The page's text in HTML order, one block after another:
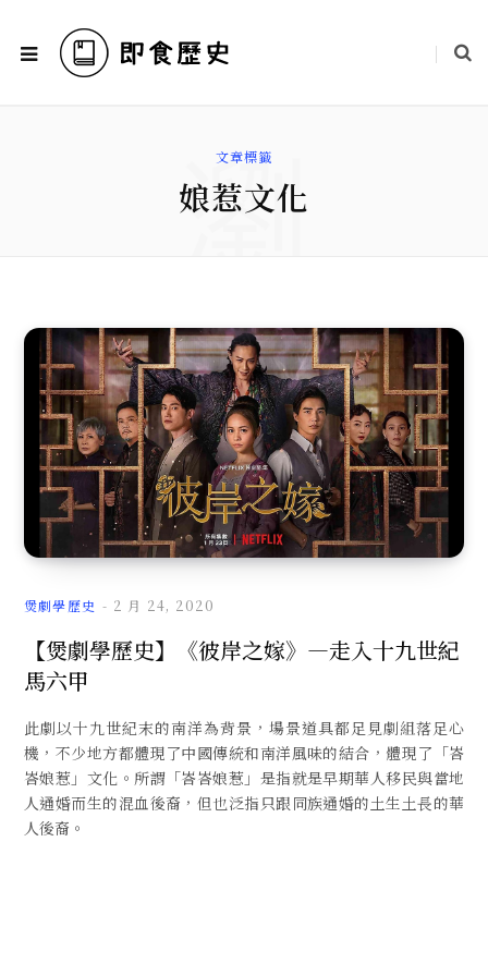
文章標籤
娘惹文化
瀏
覽
文
章
煲劇學歷史 2 月 24, 2020
【煲劇學歷史】《彼岸之嫁》—走入十九世紀
馬六甲
此劇以十九世紀末的南洋為背景，場景道具都足見劇組落足心
機，不少地方都體現了中國傳統和南洋風味的結合，體現了「峇
峇娘惹」文化。所謂「峇峇娘惹」是指就是早期華人移民與當地
人通婚而生的混血後裔，但也泛指只跟同族通婚的土生土長的華
人後裔。